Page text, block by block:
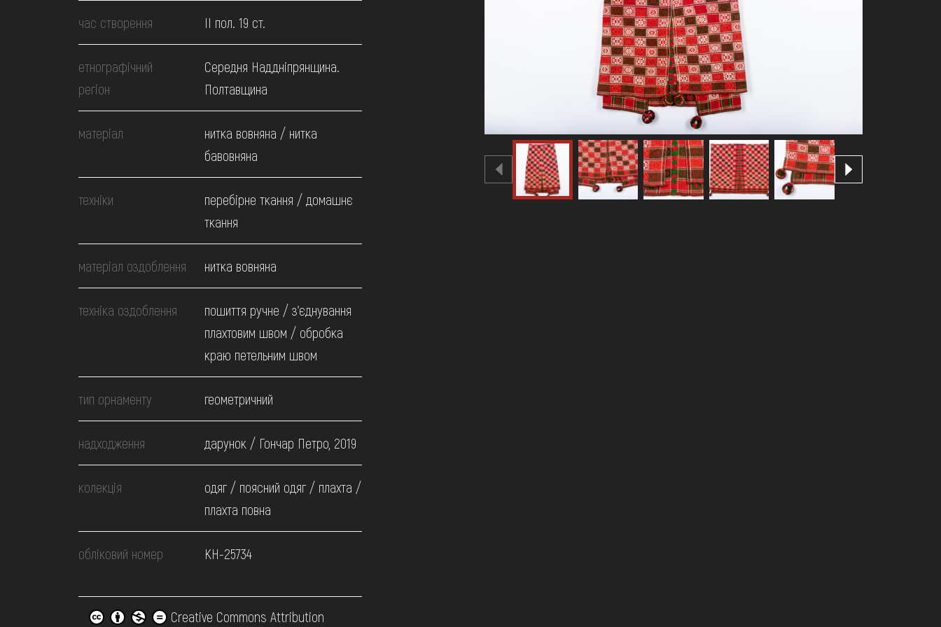
ВІДВІДАТИ
НАВЧИТИСЯ
ПОСЛУГИ
час створення II пол. 19 ст.
етнографічний
регіон
Середня Наддніпрянщина.
Полтавщина
матеріал
нитка вовняна / нитка
бавовняна
техніки
перебірне ткання / домашнє
ткання
матеріал оздоблення нитка вовняна
техніка оздоблення
пошиття ручне / з'єднування
плахтовим швом / обробка
краю петельним швом
тип орнаменту геометричний
надходження дарунок / Гончар Петро, 2019
колекція
одяг / поясний одяг / плахта /
плахта повна
обліковий номер КН-25734
Creative Commons Attribution